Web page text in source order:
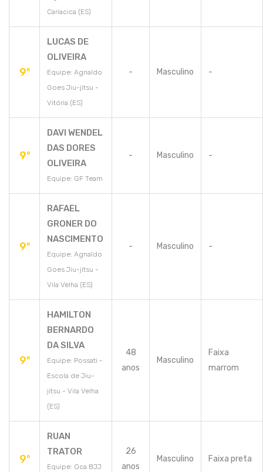
Cariacica (ES)
9º
LUCAS DE
OLIVEIRA
Equipe: Agnaldo
Goes Jiu-jitsu -
Vitória (ES)
- Masculino -
9º
DAVI WENDEL
DAS DORES
OLIVEIRA
Equipe: GF Team
- Masculino -
9º
RAFAEL
GRONER DO
NASCIMENTO
Equipe: Agnaldo
Goes Jiu-jitsu -
Vila Velha (ES)
- Masculino -
9º
HAMILTON
BERNARDO
DA SILVA
Equipe: Possati -
Escola de Jiu-
jitsu - Vila Velha
(ES)
48
anos
Masculino
Faixa
marrom
9º
RUAN
TRATOR
Equipe: Oca BJJ
26
anos
Masculino Faixa preta